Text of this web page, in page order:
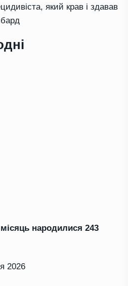
який крав і здавав
народилися 243
2026